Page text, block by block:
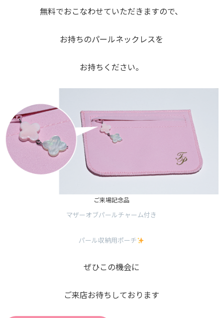
無料でおこなわせていただきますので、
お持ちのパールネックレスを
お持ちください。
ご来場記念品
マザーオブパールチャーム付き
パール収納用ポーチ
ぜひこの機会に
ご来店お待ちしております